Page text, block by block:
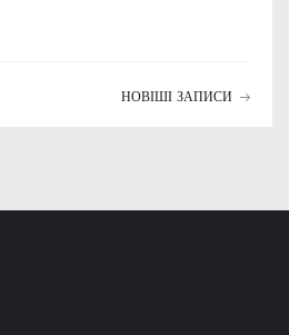
НОВІШІ ЗАПИСИ